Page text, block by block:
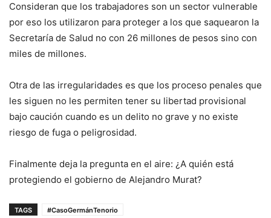
Consideran que los trabajadores son un sector vulnerable
por eso los utilizaron para proteger a los que saquearon la
Secretaría de Salud no con 26 millones de pesos sino con
miles de millones.
Otra de las irregularidades es que los proceso penales que
les siguen no les permiten tener su libertad provisional
bajo caución cuando es un delito no grave y no existe
riesgo de fuga o peligrosidad.
Finalmente deja la pregunta en el aire: ¿A quién está
protegiendo el gobierno de Alejandro Murat?
TAGS
#CasoGermánTenorio